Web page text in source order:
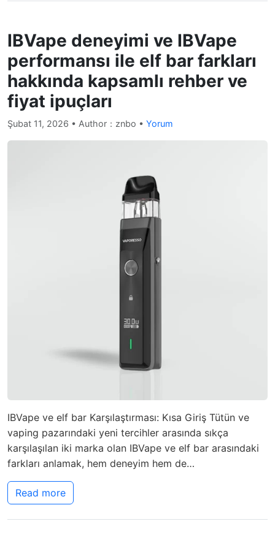
IBVape deneyimi ve IBVape
performansı ile elf bar farkları
hakkında kapsamlı rehber ve
fiyat ipuçları
Şubat 11, 2026 • Author：znbo • Yorum
IBVape ve elf bar Karşılaştırması: Kısa Giriş Tütün ve
vaping pazarındaki yeni tercihler arasında sıkça
karşılaşılan iki marka olan IBVape ve elf bar arasındaki
farkları anlamak, hem deneyim hem de…
Read more